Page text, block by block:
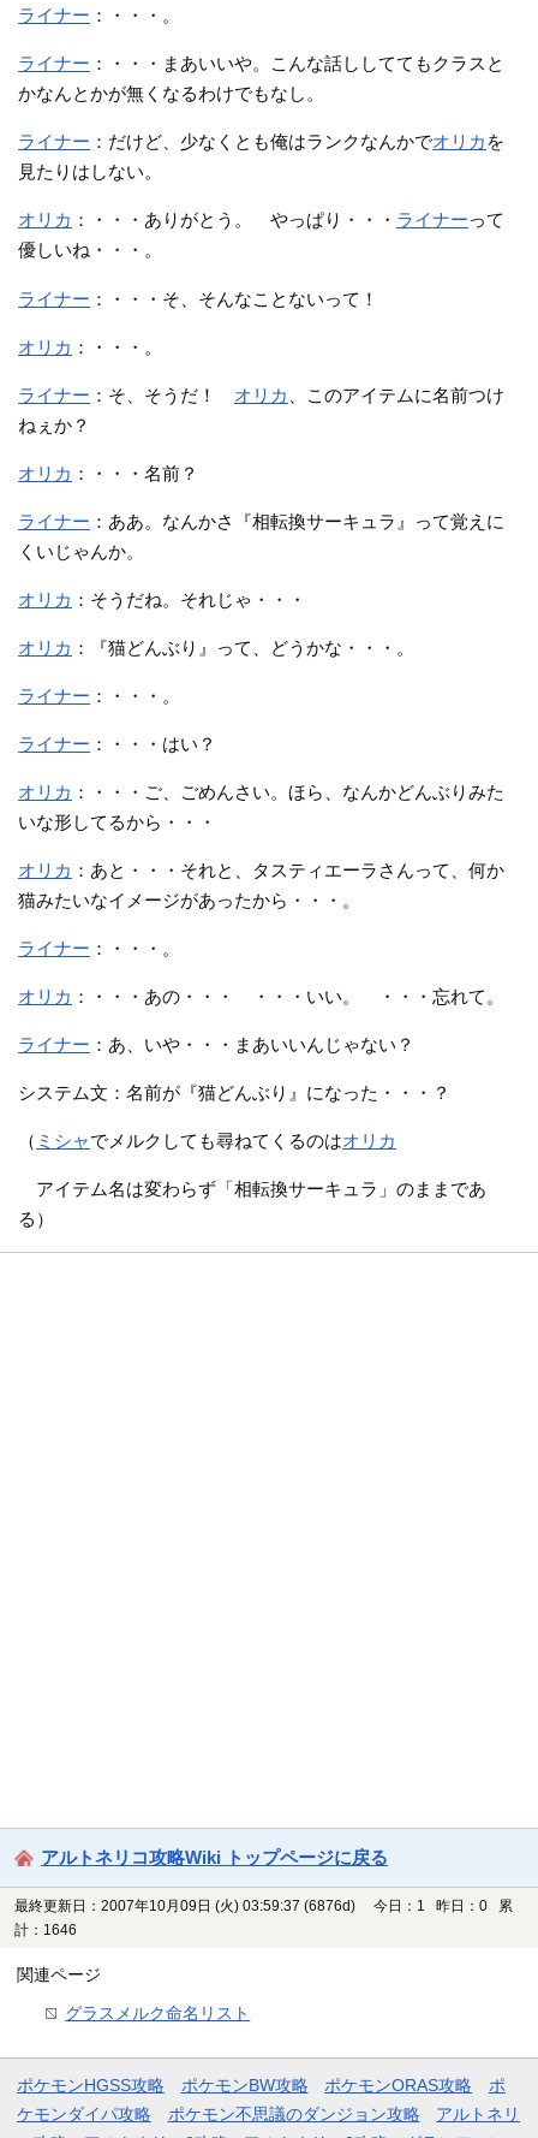
ライナー ：・・・。
ライナー ：・・・まあいいや。こんな話ししててもクラスと
かなんとかが無くなるわけでもなし。
ライナー ：だけど、少なくとも俺はランクなんかでオリカ を
見たりはしない。
オリカ ：・・・ありがとう。 やっぱり・・・ ライナーって
優しいね・・・。
ライナー ：・・・そ、そんなことないって！
オリカ ：・・・。
ライナー ：そ、そうだ！ オリカ
、このアイテムに名前つけ
ねぇか？
オリカ ：・・・名前？
ライナー ：ああ。なんかさ『相転換サーキュラ』って覚えに
くいじゃんか。
オリカ ：そうだね。それじゃ・・・
オリカ ：『猫どんぶり』って、どうかな・・・。
ライナー ：・・・。
ライナー ：・・・はい？
オリカ ：・・・ご、ごめんさい。ほら、なんかどんぶりみた
いな形してるから・・・
オリカ ：あと・・・それと、タスティエーラさんって、何か
猫みたいなイメージがあったから・・・。
ライナー ：・・・。
オリカ ：・・・あの・・・ ・・・いい。 ・・・忘れて。
ライナー ：あ、いや・・・まあいいんじゃない？
システム文：名前が『猫どんぶり』になった・・・？
（ ミシャでメルクしても尋ねてくるのはオリカ
アイテム名は変わらず「相転換サーキュラ」のままであ
る）
アルトネリコ攻略Wiki トップページに戻る
最終更新日：2007年10月09日 (火) 03:59:37 (6876d)
今日：1 昨日：0 累
計：1646
関連ページ
グラスメルク命名リスト
ポケモンHGSS攻略 ポケモンBW攻略 ポケモンORAS攻略
ポ
ケモンダイパ攻略
ポケモン不思議のダンジョン攻略
アルトネリ